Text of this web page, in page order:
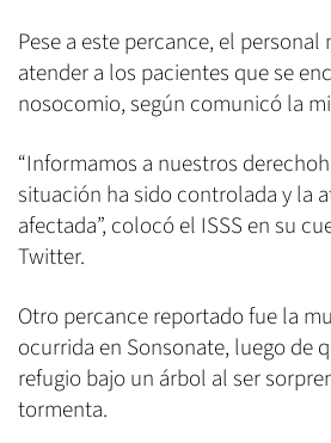
Pese a este percance, el
atender a los pacientes que se
nosocomio, según comunicó la
“Informamos a nuestros
situación ha sido controlada y la
afectada”, colocó el ISSS en su
Twitter.
Otro percance reportado fue la
ocurrida en Sonsonate, luego de
refugio bajo un árbol al ser
tormenta.